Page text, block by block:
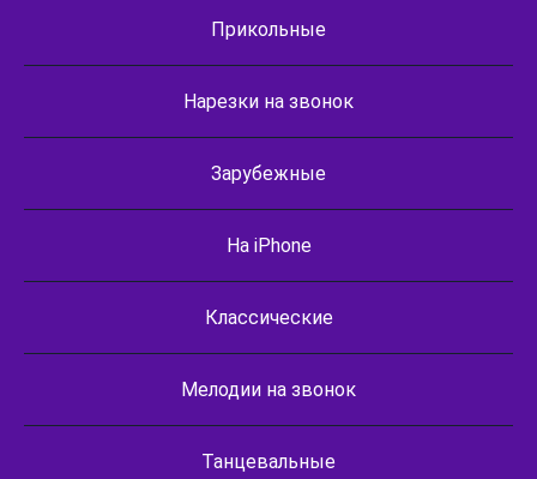
Прикольные
Нарезки на звонок
Зарубежные
На iPhone
Классические
Мелодии на звонок
Танцевальные